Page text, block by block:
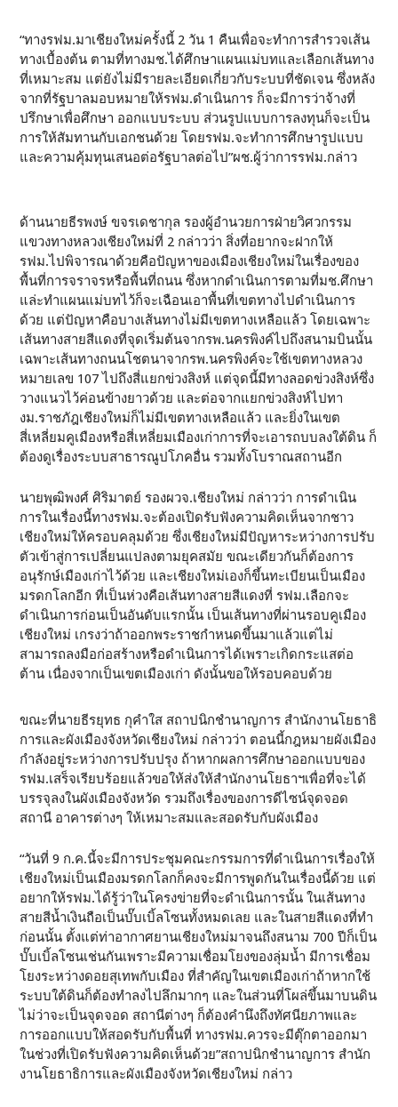
“ทางรฟม.มาเชียงใหม่ครั้งนี้ 2 วัน 1 คืนเพื่อจะทำการสำรวจเส้น
ทางเบื้องต้น ตามที่ทางมช.ได้ศึกษาแผนแม่บทและเลือกเส้นทาง
ที่เหมาะสม แต่ยังไม่มีรายละเอียดเกี่ยวกับระบบที่ชัดเจน ซึ่งหลัง
จากที่รัฐบาลมอบหมายให้รฟม.ดำเนินการ ก็จะมีการว่าจ้างที่
ปรึกษาเพื่อศึกษา ออกแบบระบบ ส่วนรูปแบบการลงทุนก็จะเป็น
การให้สัมทานกับเอกชนด้วย โดยรฟม.จะทำการศึกษารูปแบบ
และความคุ้มทุนเสนอต่อรัฐบาลต่อไป”ผช.ผู้ว่าการรฟม.กล่าว
ด้านนายธีรพงษ์ ขจรเดชากุล รองผู้อำนวยการฝ่ายวิศวกรรม
แขวงทางหลวงเชียงใหม่ที่ 2 กล่าวว่า สิ่งที่อยากจะฝากให้
รฟม.ไปพิจารณาด้วยคือปัญหาของเมืองเชียงใหม่ในเรื่องของ
พื้นที่การจราจรหรือพื้นที่ถนน ซึ่งหากดำเนินการตามที่มช.ศึกษา
แล่ะทำแผนแม่บทไว้ก็จะเฉือนเอาพื้นที่เขตทางไปดำเนินการ
ด้วย แต่ปัญหาคือบางเส้นทางไม่มีเขตทางเหลือแล้ว โดยเฉพาะ
เส้นทางสายสีแดงที่จุดเริ่มต้นจากรพ.นครพิงค์ไปถึงสนามบินนั้น
เฉพาะเส้นทางถนนโชตนาจากรพ.นครพิงค์จะใช้เขตทางหลวง
หมายเลข 107 ไปถึงสี่แยกข่วงสิงห์ แต่จุดนี้มีทางลอดข่วงสิงห์ซึ่ง
วางแนวไว้ค่อนข้างยาวด้วย และต่อจากแยกข่วงสิงห์ไปทา
งม.ราชภัฎเชียงใหม่ก็ไม่มีเขตทางเหลือแล้ว และยิ่งในเขต
สี่เหลี่ยมคูเมืองหรือสี่เหลี่ยมเมืองเก่าการที่จะเอารถบบลงใต้ดิน ก็
ต้องดูเรื่องระบบสาธารณูปโภคอื่น รวมทั้งโบราณสถานอีก
นายพุฒิพงศ์ ศิริมาตย์ รองผวจ.เชียงใหม่ กล่าวว่า การดำเนิน
การในเรื่องนี้ทางรฟม.จะต้องเปิดรับฟังความคิดเห็นจากชาว
เชียงใหม่ให้ครอบคลุมด้วย ซึ่งเชียงใหม่มีปัญหาระหว่างการปรับ
ตัวเข้าสู่การเปลี่ยนแปลงตามยุคสมัย ขณะเดียวกันก็ต้องการ
อนุรักษ์เมืองเก่าไว้ด้วย และเชียงใหม่เองก็ขึ้นทะเบียนเป็นเมือง
มรดกโลกอีก ที่เป็นห่วงคือเส้นทางสายสีแดงที่ รฟม.เลือกจะ
ดำเนินการก่อนเป็นอันดับแรกนั้น เป็นเส้นทางที่ผ่านรอบคูเมือง
เชียงใหม่ เกรงว่าถ้าออกพระราชกำหนดขึ้นมาแล้วแต่ไม่
สามารถลงมือก่อสร้างหรือดำเนินการได้เพราะเกิดกระแสต่อ
ต้าน เนื่องจากเป็นเขตเมืองเก่า ดังนั้นขอให้รอบคอบด้วย
ขณะที่นายธีรยุทธ กุคําใส สถาปนิกชํานาญการ สำนักงานโยธาธิ
การและผังเมืองจังหวัดเชียงใหม่ กล่าวว่า ตอนนี้กฎหมายผังเมือง
กำลังอยู่ระหว่างการปรับปรุง ถ้าหากผลการศึกษาออกแบบของ
รฟม.เสร็จเรียบร้อยแล้วขอให้ส่งให้สำนักงานโยธาฯเพื่อที่จะได้
บรรจุลงในผังเมืองจังหวัด รวมถึงเรื่องของการดีไซน์จุดจอด
สถานี อาคารต่างๆ ให้เหมาะสมและสอดรับกับผังเมือง
“วันที่ 9 ก.ค.นี้จะมีการประชุมคณะกรรมการที่ดำเนินการเรื่องให้
เชียงใหม่เป็นเมืองมรดกโลกก็คงจะมีการพูดกันในเรื่องนี้ด้วย แต่
อยากให้รฟม.ได้รู้ว่าในโครงข่ายที่จะดำเนินการนั้น ในเส้นทาง
สายสีน้ำเงินถือเป็นบั๊บเบิ้ลโซนทั้งหมดเลย และในสายสีแดงที่ทำ
ก่อนนั้น ตั้งแต่ท่าอากาศยานเชียงใหม่มาจนถึงสนาม 700 ปีก็เป็น
บั๊บเบิ้ลโซนเช่นกันเพราะมีความเชื่อมโยงของลุ่มน้ำ มีการเชื่อม
โยงระหว่างดอยสุเทพกับเมือง ที่สำคัญในเขตเมืองเก่าถ้าหากใช้
ระบบใต้ดินก็ต้องทำลงไปลึกมากๆ และในส่วนที่โผล่ขึ้นมาบนดิน
ไม่ว่าจะเป็นจุดจอด สถานีต่างๆ ก็ต้องคำนึงถึงทัศนียภาพและ
การออกแบบให้สอดรับกับพื้นที่ ทางรฟม.ควรจะมีตุ๊กตาออกมา
ในช่วงที่เปิดรับฟังความคิดเห็นด้วย”สถาปนิกชํานาญการ สำนัก
งานโยธาธิการและผังเมืองจังหวัดเชียงใหม่ กล่าว